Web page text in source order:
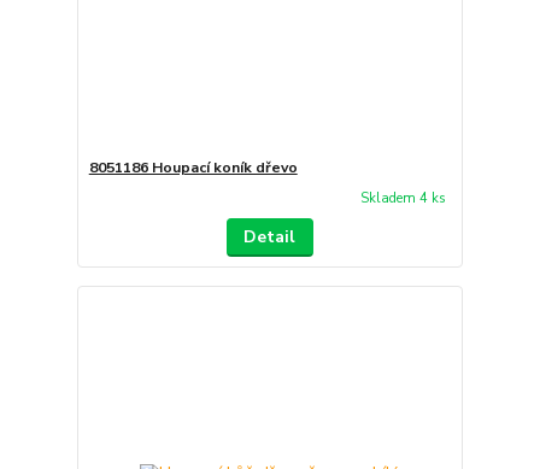
8051186 Houpací koník dřevo
Skladem 4 ks
Detail